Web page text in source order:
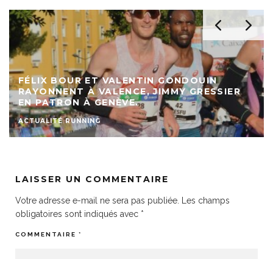
FÉLIX BOUR ET VALENTIN GONDOUIN
RAYONNENT À VALENCE, JIMMY GRESSIER
EN PATRON À GENÈVE.
ACTUALITÉ RUNNING
LAISSER UN COMMENTAIRE
Votre adresse e-mail ne sera pas publiée. Les champs
obligatoires sont indiqués avec *
COMMENTAIRE *